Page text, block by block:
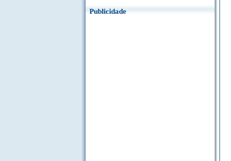
Publicidade